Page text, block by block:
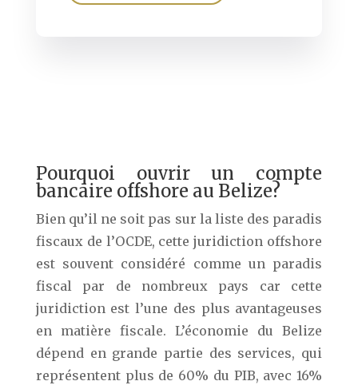
Pourquoi ouvrir un compte
bancaire offshore au Belize?
Bien qu’il ne soit pas sur la liste des paradis
fiscaux de l’OCDE, cette juridiction offshore
est souvent considéré comme un paradis
fiscal par de nombreux pays car cette
juridiction est l’une des plus avantageuses
en matière fiscale. L’économie du Belize
dépend en grande partie des services, qui
représentent plus de 60% du PIB, avec 16%